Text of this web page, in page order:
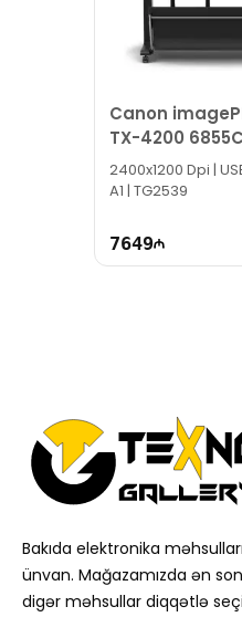
Canon
TX-4200
2400x1200 Dpi |
A1 | TG2539
7649
Bakıda elektronika
ünvan. Mağazamızda ən
digər məhsullar diqqətlə